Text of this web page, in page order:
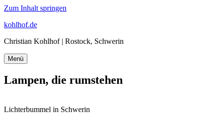
Zum Inhalt springen
kohlhof.de
Christian Kohlhof | Rostock, Schwerin
Menü
Lampen, die rumstehen
Lichterbummel in Schwerin